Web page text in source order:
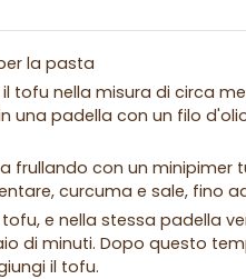
la pasta
tofu nella misura di circa
una padella con un filo
frullando con un minipimer
curcuma e sale, fino
e nella stessa padella
di minuti. Dopo questo
il tofu.